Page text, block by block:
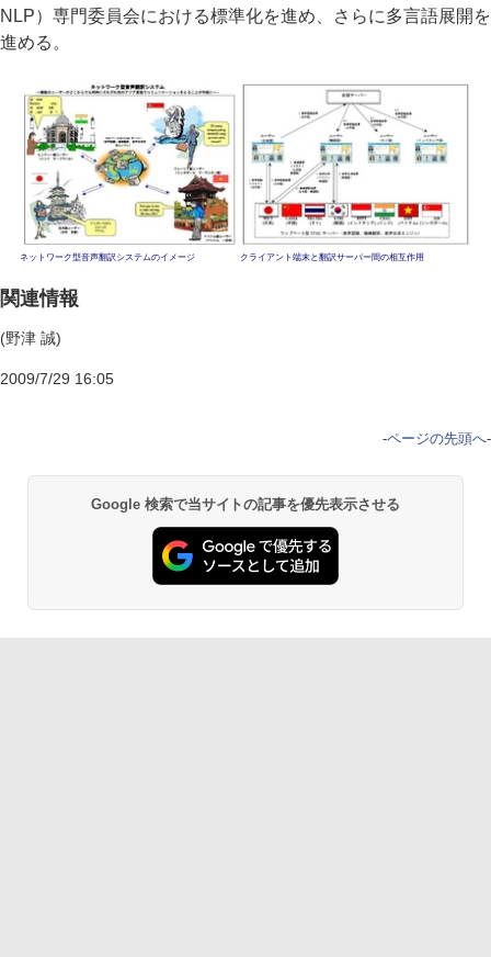
NLP）専門委員会における標準化を進め、さらに多言語展開を
進める。
ネットワーク型音声翻訳システムのイメージ クライアント端末と翻訳サーバー間の相互作用
関連情報
(野津 誠)
2009/7/29 16:05
-ページの先頭へ-
Google 検索で当サイトの記事を優先表示させる